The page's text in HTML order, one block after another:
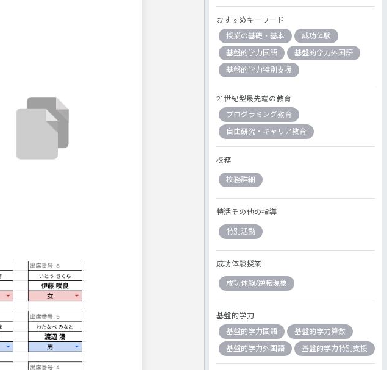
おすすめキーワード
授業の基礎・基本
成功体験
基盤的学力国語
基盤的学力外国語
基盤的学力特別支援
21世紀型最先端の教育
プログラミング教育
自由研究・キャリア教育
校務
校務詳細
特活その他の指導
特別活動
成功体験授業
成功体験/逆転現象
基盤的学力
基盤的学力国語
基盤的学力算数
基盤的学力外国語
基盤的学力特別支援